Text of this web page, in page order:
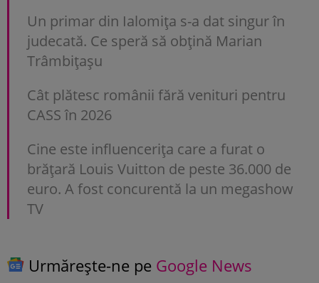
Un primar din Ialomița s-a dat singur în
judecată. Ce speră să obțină Marian
Trâmbițașu
Cât plătesc românii fără venituri pentru
CASS în 2026
Cine este influencerița care a furat o
brățară Louis Vuitton de peste 36.000 de
euro. A fost concurentă la un megashow
TV
Urmărește-ne pe Google News